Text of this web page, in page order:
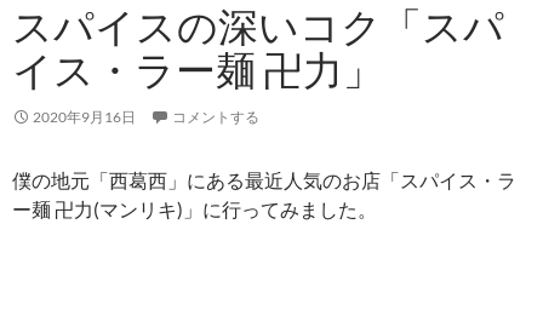
スパイスの深いコク「スパ
イス・ラー麺 卍力」
2020年9月16日 コメントする
僕の地元「西葛西」にある最近人気のお店「スパイス・ラ
ー麺 卍力(マンリキ)」に行ってみました。